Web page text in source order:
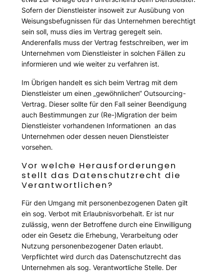
Sofern der Dienstleister insoweit zur Ausübung von
Weisungsbefugnissen für das Unternehmen berechtigt
sein soll, muss dies im Vertrag geregelt sein.
Anderenfalls muss der Vertrag festschreiben, wer im
Unternehmen vom Dienstleister in solchen Fällen zu
informieren und wie weiter zu verfahren ist.
Im Übrigen handelt es sich beim Vertrag mit dem
Dienstleister um einen „gewöhnlichen“ Outsourcing-
Vertrag. Dieser sollte für den Fall seiner Beendigung
auch Bestimmungen zur (Re-)Migration der beim
Dienstleister vorhandenen Informationen an das
Unternehmen oder dessen neuen Dienstleister
vorsehen.
Vor welche Herausforderungen
stellt das Datenschutzrecht die
Verantwortlichen?
Für den Umgang mit personenbezogenen Daten gilt
ein sog. Verbot mit Erlaubnisvorbehalt. Er ist nur
zulässig, wenn der Betroffene durch eine Einwilligung
oder ein Gesetz die Erhebung, Verarbeitung oder
Nutzung personenbezogener Daten erlaubt.
Verpflichtet wird durch das Datenschutzrecht das
Unternehmen als sog. Verantwortliche Stelle. Der